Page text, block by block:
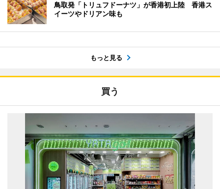
鳥取発「トリュフドーナツ」が香港初上陸 香港ス
イーツやドリアン味も
もっと見る
買う